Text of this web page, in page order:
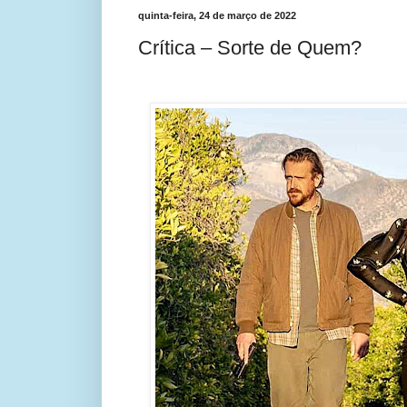
quinta-feira, 24 de março de 2022
Crítica – Sorte de Quem?